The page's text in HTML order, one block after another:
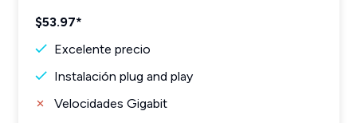
$53.97*
Excelente precio
Instalación plug and play
Velocidades Gigabit